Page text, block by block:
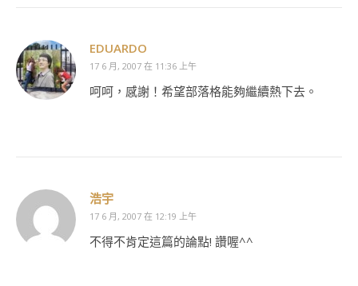
EDUARDO
17 6 月, 2007 在 11:36 上午
呵呵，感謝！希望部落格能夠繼續熱下去。
浩宇
17 6 月, 2007 在 12:19 上午
不得不肯定這篇的論點! 讚喔^^